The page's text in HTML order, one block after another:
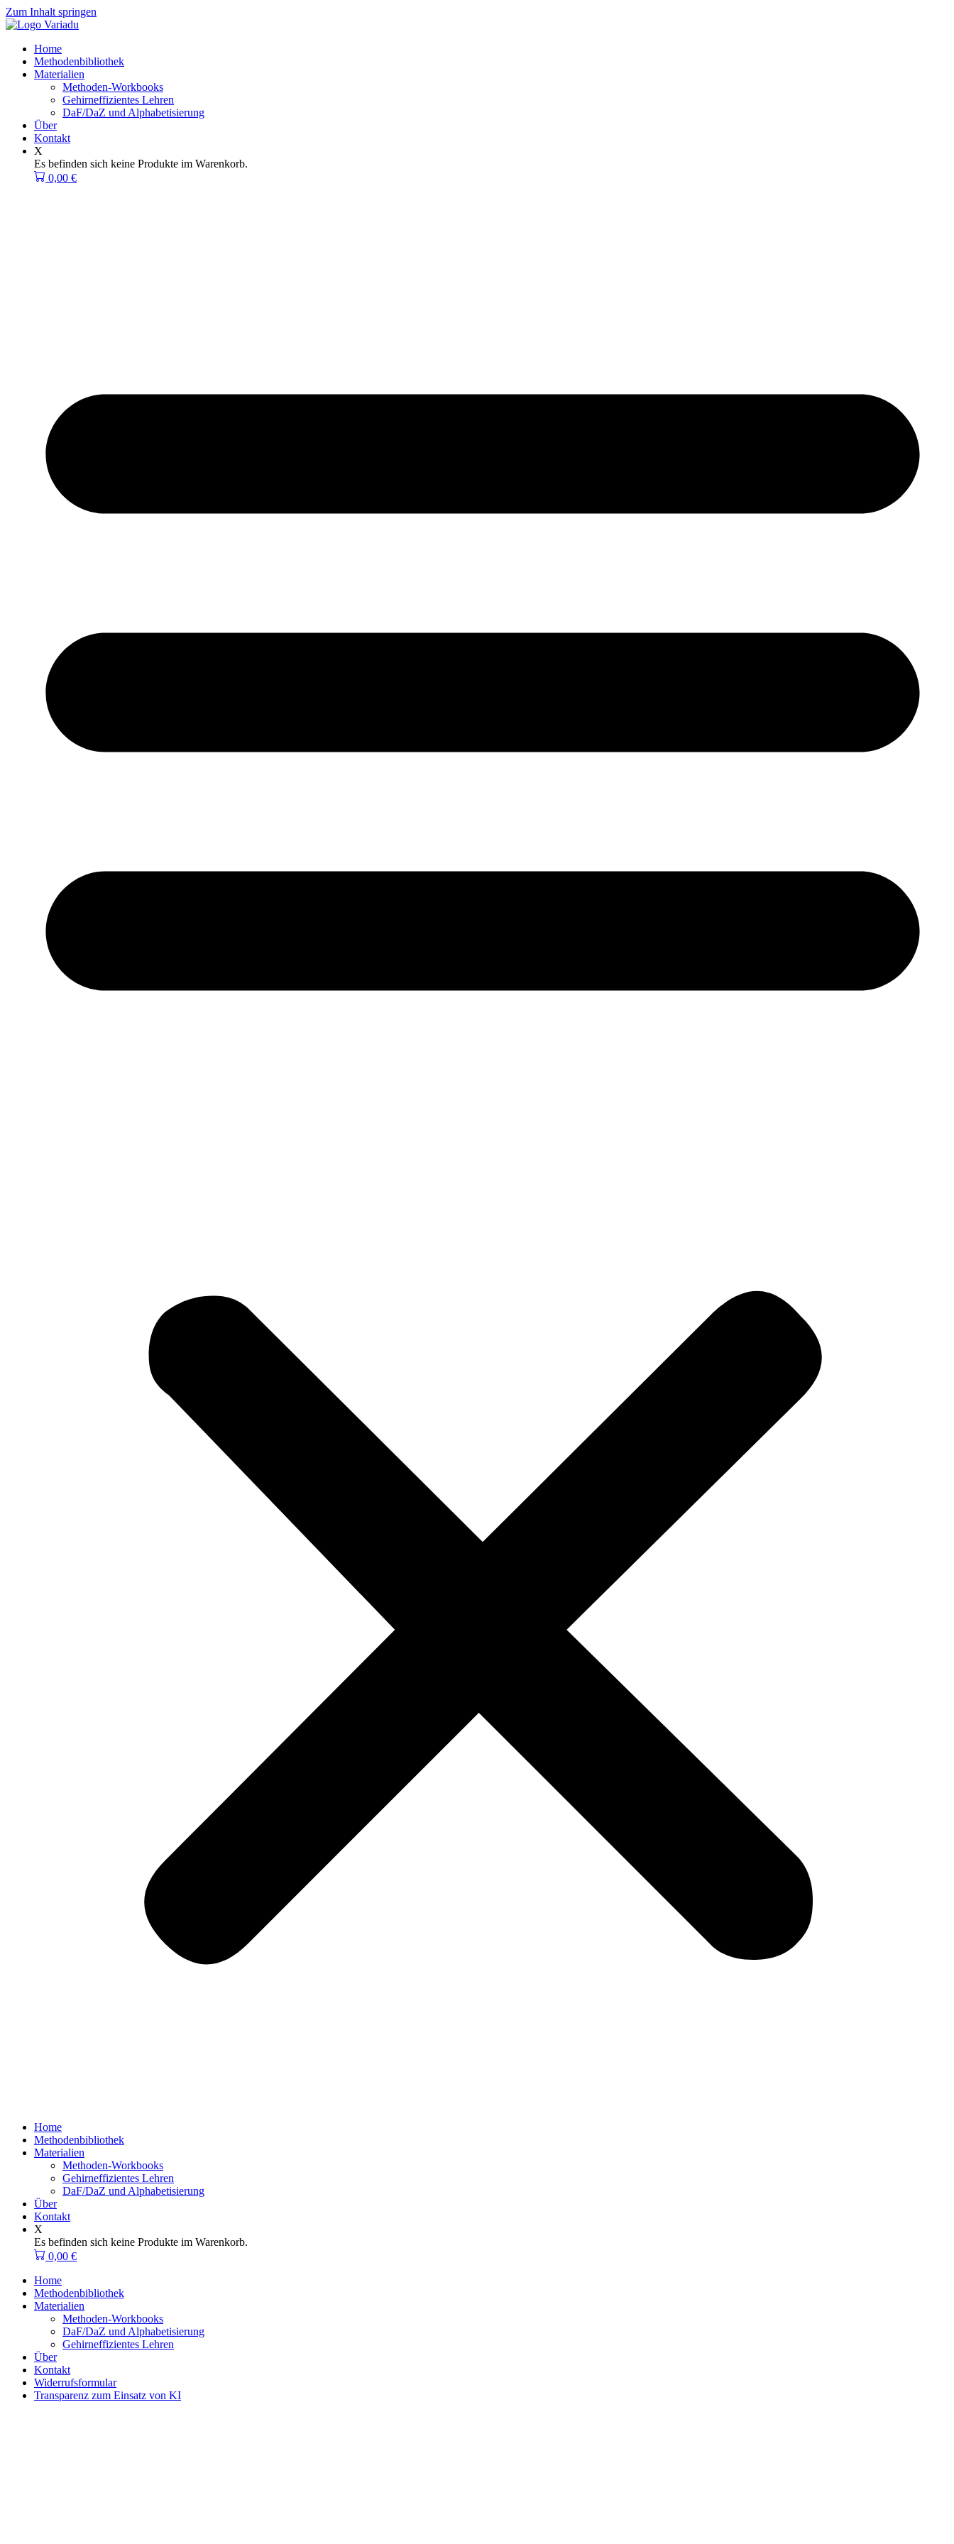
Zum Inhalt springen
Home
Methodenbibliothek
Materialien
Methoden-Workbooks
Gehirneffizientes Lehren
DaF/DaZ und Alphabetisierung
Über
Kontakt
X
Es befinden sich keine Produkte im Warenkorb.
0,00 €
Home
Methodenbibliothek
Materialien
Methoden-Workbooks
Gehirneffizientes Lehren
DaF/DaZ und Alphabetisierung
Über
Kontakt
X
Es befinden sich keine Produkte im Warenkorb.
0,00 €
Home
Methodenbibliothek
Materialien
Methoden-Workbooks
DaF/DaZ und Alphabetisierung
Gehirneffizientes Lehren
Über
Kontakt
Widerrufsformular
Transparenz zum Einsatz von KI